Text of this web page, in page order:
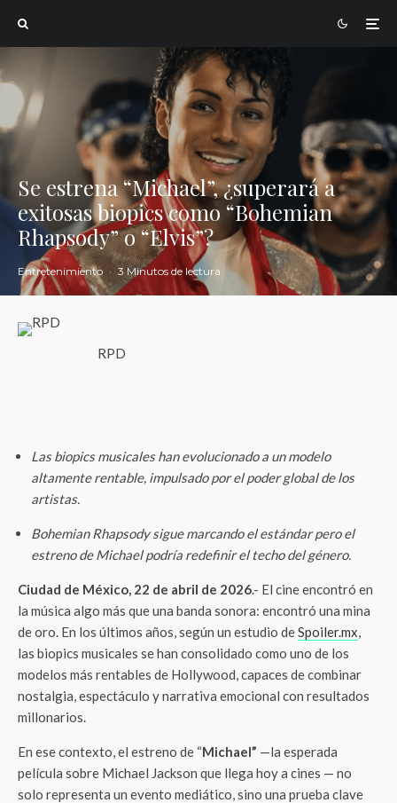
Se estrena “Michael”, ¿superará a
exitosas biopics como “Bohemian
Rhapsody” o “Elvis”?
Entretenimiento · 3 Minutos de lectura
RPD
Las biopics musicales han evolucionado a un modelo
altamente rentable, impulsado por el poder global de los
artistas.
Bohemian Rhapsody sigue marcando el estándar pero el
estreno de Michael podría redefinir el techo del género.
Ciudad de México, 22 de abril de 2026.- El cine encontró en
la música algo más que una banda sonora: encontró una mina
de oro. En los últimos años, según un estudio deSpoiler.mx,
las biopics musicales se han consolidado como uno de los
modelos más rentables de Hollywood, capaces de combinar
nostalgia, espectáculo y narrativa emocional con resultados
millonarios.
En ese contexto, el estreno de “Michael” —la esperada
película sobre Michael Jackson que llega hoy a cines — no
solo representa un evento mediático, sino una prueba clave